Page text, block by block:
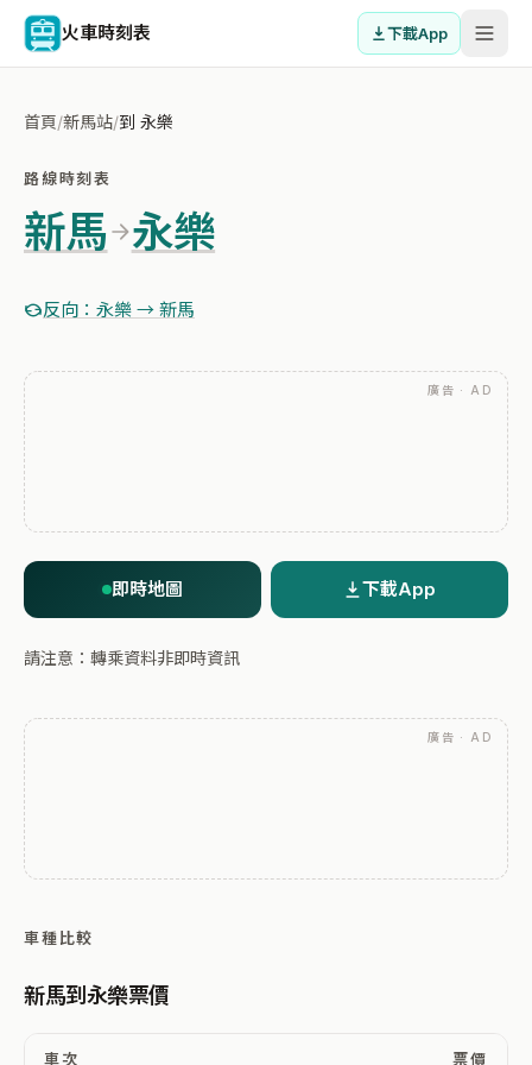
火車時刻表 下載App
首頁/新馬站/到 永樂
路線時刻表
新馬 永樂
反向：永樂 → 新馬
廣告 · AD
即時地圖 下載App
請注意：轉乘資料非即時資訊
廣告 · AD
車種比較
新馬到永樂票價
車次 票價